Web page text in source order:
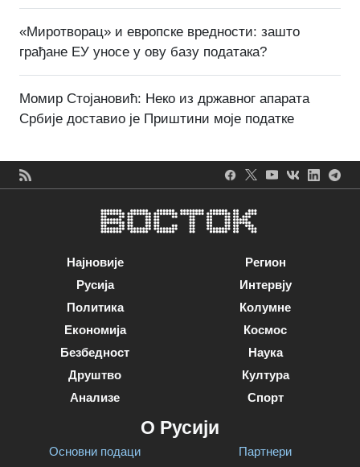
«Миротворац» и европске вредности: зашто
грађане ЕУ уносе у ову базу података?
Момир Стојановић: Неко из државног апарата
Србије доставио је Приштини моје податке
Најновије
Русија
Политика
Економија
Безбедност
Друштво
Анализе
Регион
Интервју
Колумне
Космос
Наука
Култура
Спорт
О Русији
Основни подаци
Партнери